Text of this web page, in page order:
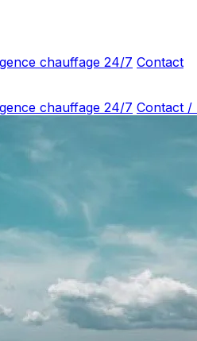
chauffage 24/7 Contact
chauffage 24/7 Contact /